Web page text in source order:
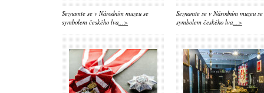
Seznamte se v Národním muzeu se
symbolem českého lva...>
Seznamte se v Národním muzeu se
symbolem českého lva...>